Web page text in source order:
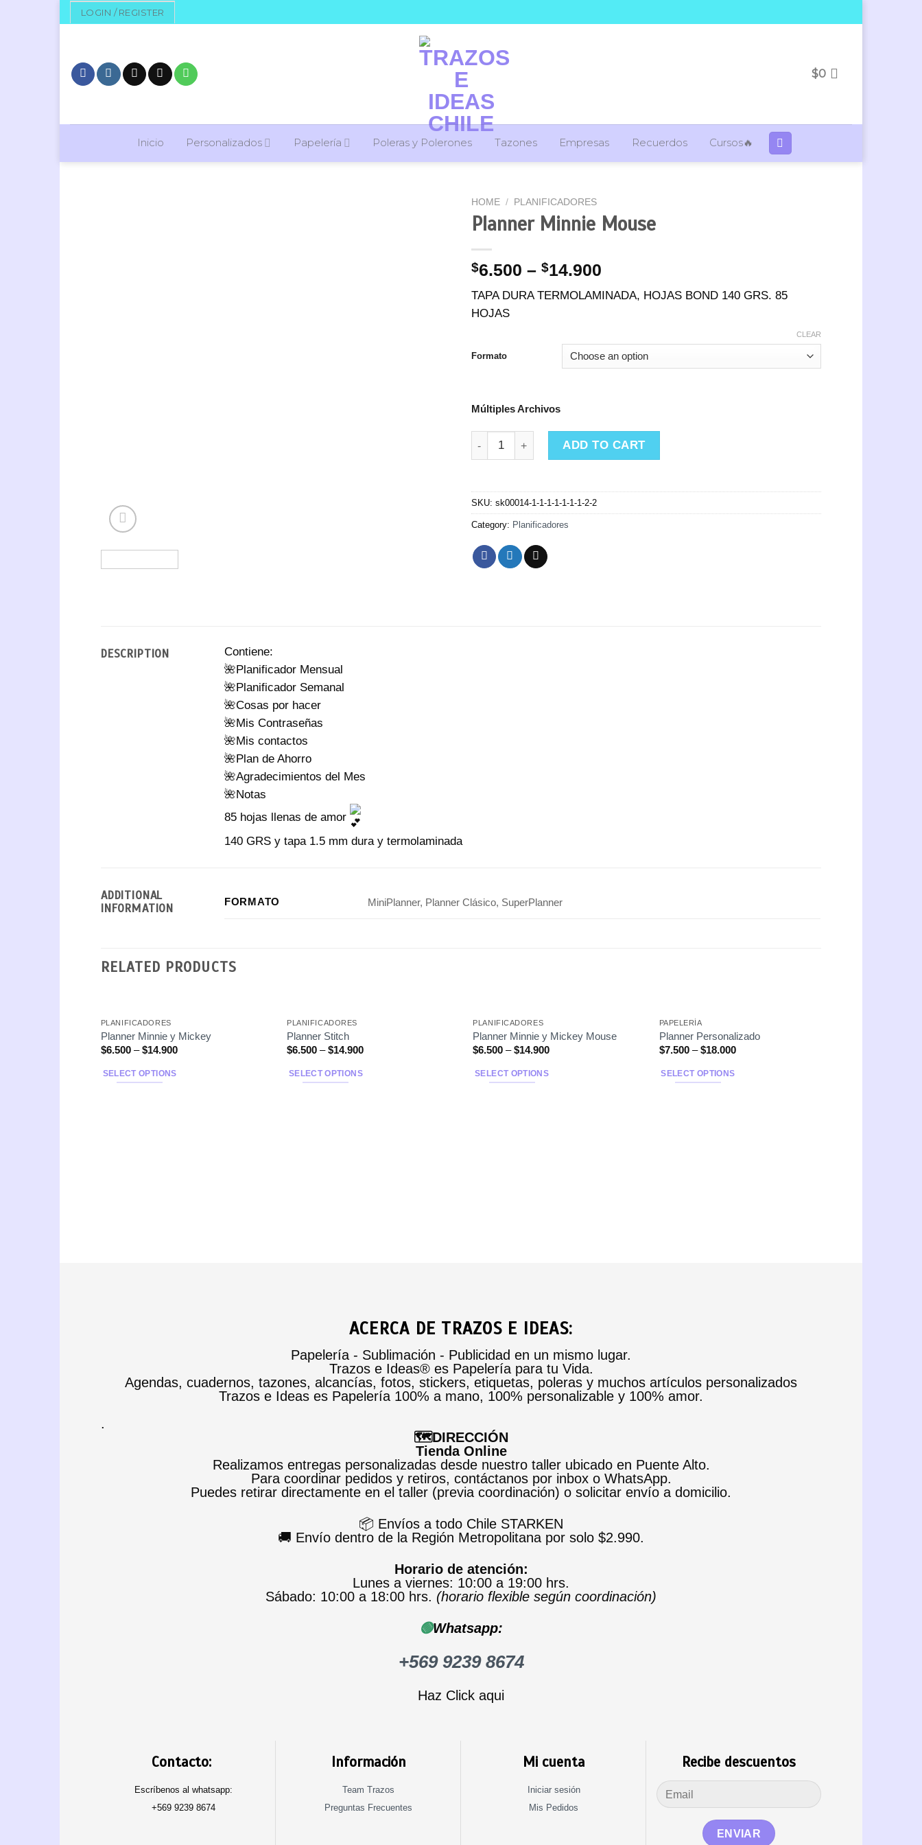
to
LOGIN / REGISTER
$0
Inicio Personalizados Papelería Poleras y Polerones Tazones Empresas Recuerdos Cursos🔥
HOME / PLANIFICADORES
Planner Minnie Mouse
$6.500 – $14.900
TAPA DURA TERMOLAMINADA, HOJAS BOND 140 GRS. 85
HOJAS
Formato
CLEAR
Múltiples Archivos
Planner Minnie Mouse quantity
ADD TO CART
SKU: sk00014-1-1-1-1-1-1-1-2-2
Category: Planificadores
DESCRIPTION
Contiene:
🌺Planificador Mensual
🌺Planificador Semanal
🌺Cosas por hacer
🌺Mis Contraseñas
🌺Mis contactos
🌺Plan de Ahorro
🌺Agradecimientos del Mes
🌺Notas
85 hojas llenas de amor
140 GRS y tapa 1.5 mm dura y termolaminada
ADDITIONAL
INFORMATION
FORMATO MiniPlanner, Planner Clásico, SuperPlanner
RELATED PRODUCTS
PLANIFICADORES
Planner Minnie y Mickey
$6.500–$14.900
SELECT OPTIONS
PLANIFICADORES
Planner Stitch
$6.500 –$14.900
SELECT OPTIONS
PLANIFICADORES
Planner Minnie y Mickey Mouse
$6.500 –$14.900
SELECT OPTIONS
PAPELERÍA
Planner Personalizado
$7.500–$18.000
SELECT OPTIONS
ACERCA DE TRAZOS E IDEAS:
Papelería - Sublimación - Publicidad en un mismo lugar.
Trazos e Ideas® es Papelería para tu Vida.
Agendas, cuadernos, tazones, alcancías, fotos, stickers, etiquetas, poleras y muchos artículos personalizados
Trazos e Ideas es Papelería 100% a mano, 100% personalizable y 100% amor.
.
🗺️DIRECCIÓN
Tienda Online
Realizamos entregas personalizadas desde nuestro taller ubicado en Puente Alto.
Para coordinar pedidos y retiros, contáctanos por inbox o WhatsApp.
Puedes retirar directamente en el taller (previa coordinación) o solicitar envío a domicilio.
📦 Envíos a todo Chile STARKEN
🚚 Envío dentro de la Región Metropolitana por solo $2.990.
Horario de atención:
Lunes a viernes: 10:00 a 19:00 hrs.
Sábado: 10:00 a 18:00 hrs. (horario flexible según coordinación)
🟢Whatsapp:
+569 9239 8674
Haz Click aqui
Contacto:
Escríbenos al whatsapp:
+569 9239 8674
Información
Team Trazos
Preguntas Frecuentes
Mi cuenta
Iniciar sesión
Mis Pedidos
Recibe descuentos